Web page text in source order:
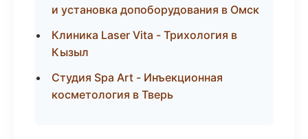
и установка допоборудования в Омск
Клиника Laser Vita - Трихология в
Кызыл
Студия Spa Art - Инъекционная
косметология в Тверь